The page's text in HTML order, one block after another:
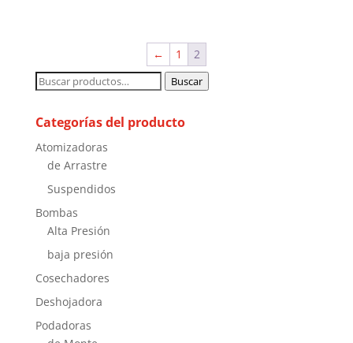
← 1
2
Buscar
Buscar
Categorías del producto
Atomizadoras
de Arrastre
Suspendidos
Bombas
Alta Presión
baja presión
Cosechadores
Deshojadora
Podadoras